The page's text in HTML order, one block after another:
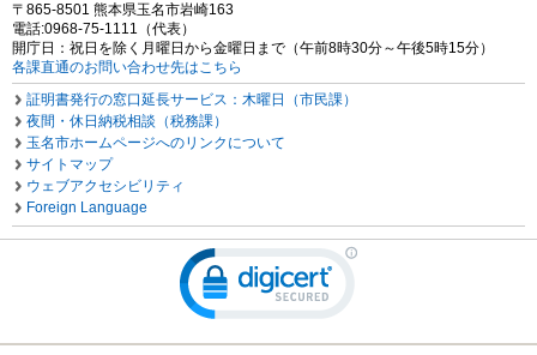
〒865-8501 熊本県玉名市岩崎163
電話:0968-75-1111（代表）
開庁日：祝日を除く月曜日から金曜日まで（午前8時30分～午後5時15分）
各課直通のお問い合わせ先はこちら
証明書発行の窓口延長サービス：木曜日（市民課）
夜間・休日納税相談（税務課）
玉名市ホームページへのリンクについて
サイトマップ
ウェブアクセシビリティ
Foreign Language